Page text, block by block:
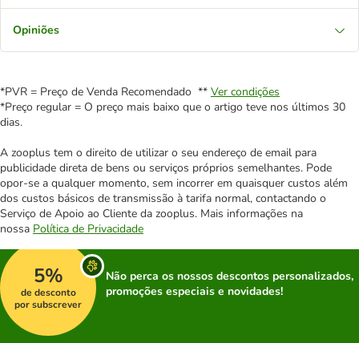
Opiniões
*PVR = Preço de Venda Recomendado ** Ver condições
*Preço regular = O preço mais baixo que o artigo teve nos últimos 30
dias.
A zooplus tem o direito de utilizar o seu endereço de email para
publicidade direta de bens ou serviços próprios semelhantes. Pode
opor-se a qualquer momento, sem incorrer em quaisquer custos além
dos custos básicos de transmissão à tarifa normal, contactando o
Serviço de Apoio ao Cliente da zooplus. Mais informações na
nossa Política de Privacidade
5%
de desconto
por subscrever
Não perca os nossos descontos personalizados,
promoções especiais e novidades!